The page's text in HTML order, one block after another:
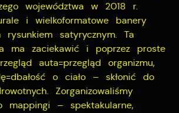
województwa w 2018 r.
i wielkoformatowe banery
rysunkiem satyrycznym. Ta
ma zaciekawić i poprzez proste
auta=przegląd organizmu,
o ciało – skłonić do
Zorganizowaliśmy
mappingi – spektakularne,